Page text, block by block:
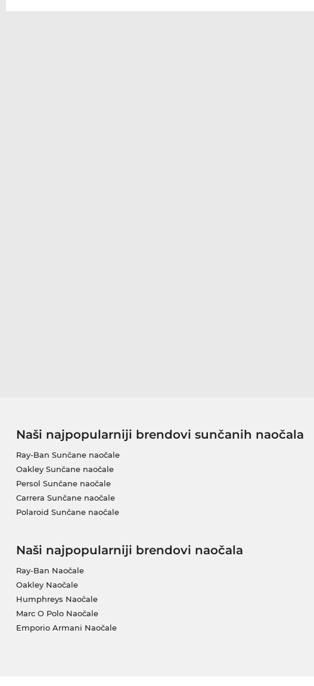
Naši najpopularniji brendovi sunčanih naočala
Ray-Ban Sunčane naočale
Oakley Sunčane naočale
Persol Sunčane naočale
Carrera Sunčane naočale
Polaroid Sunčane naočale
Naši najpopularniji brendovi naočala
Ray-Ban Naočale
Oakley Naočale
Humphreys Naočale
Marc O Polo Naočale
Emporio Armani Naočale